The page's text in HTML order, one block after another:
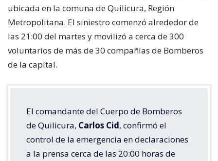
ubicada en la comuna de Quilicura, Región
Metropolitana. El siniestro comenzó alrededor de
las 21:00 del martes y movilizó a cerca de 300
voluntarios de más de 30 compañías de Bomberos
de la capital.
El comandante del Cuerpo de Bomberos
de Quilicura, Carlos Cid, confirmó el
control de la emergencia en declaraciones
a la prensa cerca de las 20:00 horas de